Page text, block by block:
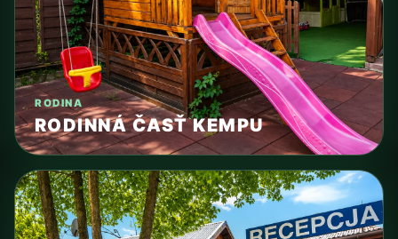
RODINA
RODINNÁ ČASŤ KEMPU